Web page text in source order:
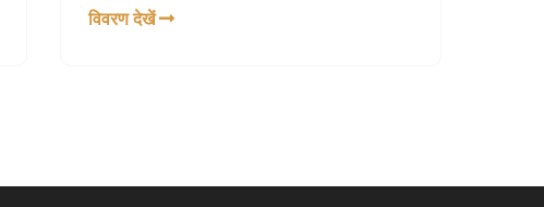
लड़ाई के बाद जीत हासिल की।
विवरण देखें